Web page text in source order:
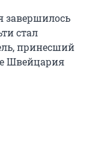
завершилось
стал
принесший
Швейцария